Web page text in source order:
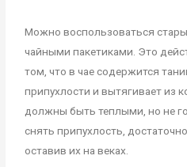
Можно воспользоваться
чайными пакетиками. Это
том, что в чае содержится
припухлости и вытягивает из
должны быть теплыми, но не
снять припухлость,
оставив их на веках.